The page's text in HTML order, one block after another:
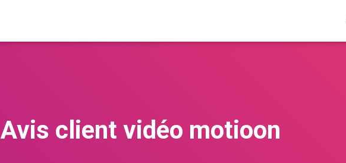
Avis client vidéo motioon